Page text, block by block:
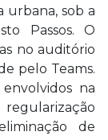
urbana, sob a
Passos. O
no auditório
pelo Teams.
na
de